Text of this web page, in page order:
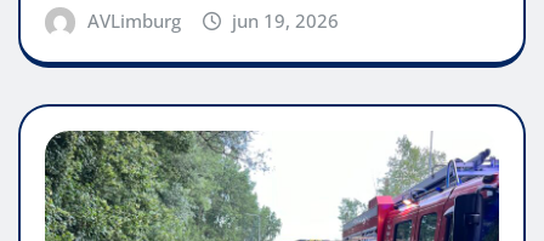
AVLimburg jun 19, 2026